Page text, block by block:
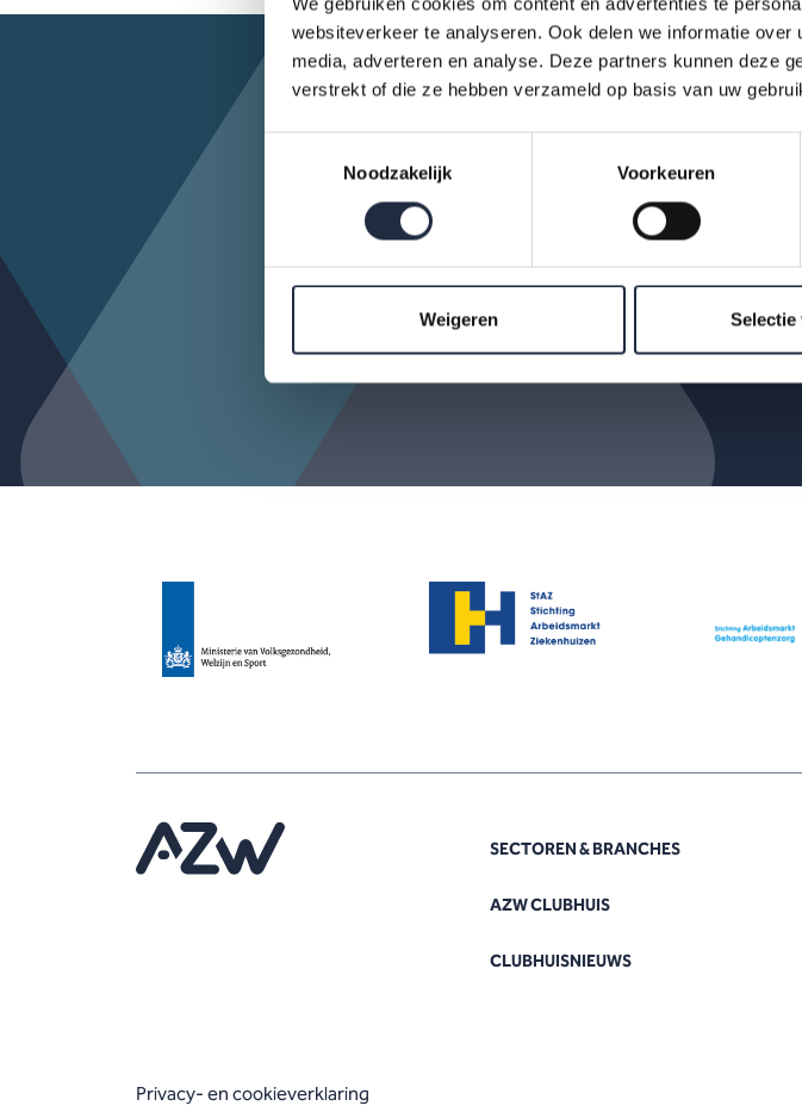
websiteverkeer te analyseren. Ook delen we informatie
media, adverteren en analyse. Deze partners kunnen deze
verstrekt of die ze hebben verzameld op basis van uw
Noodzakelijk
Voorkeuren
Weigeren Selectie
SECTOREN & BRANCHES
AZW CLUBHUIS
CLUBHUISNIEUWS
Privacy- en cookieverklaring